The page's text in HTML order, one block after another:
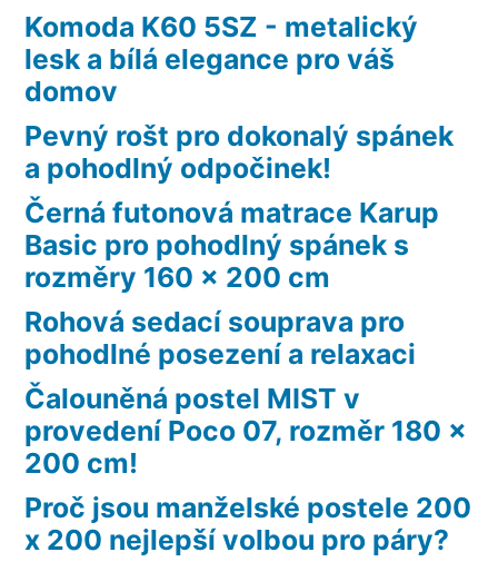
Komoda K60 5SZ - metalický
lesk a bílá elegance pro váš
domov
Pevný rošt pro dokonalý spánek
a pohodlný odpočinek!
Černá futonová matrace Karup
Basic pro pohodlný spánek s
rozměry 160 x 200 cm
Rohová sedací souprava pro
pohodlné posezení a relaxaci
Čalouněná postel MIST v
provedení Poco 07, rozměr 180 x
200 cm!
Proč jsou manželské postele 200
x 200 nejlepší volbou pro páry?